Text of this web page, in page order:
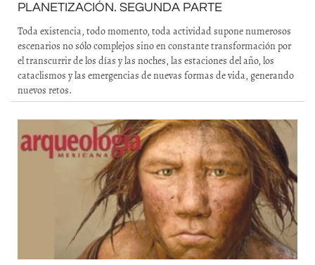
PLANETIZACIÓN. SEGUNDA PARTE
Toda existencia, todo momento, toda actividad supone numerosos
escenarios no sólo complejos sino en constante transformación por
el transcurrir de los días y las noches, las estaciones del año, los
cataclismos y las emergencias de nuevas formas de vida, generando
nuevos retos.